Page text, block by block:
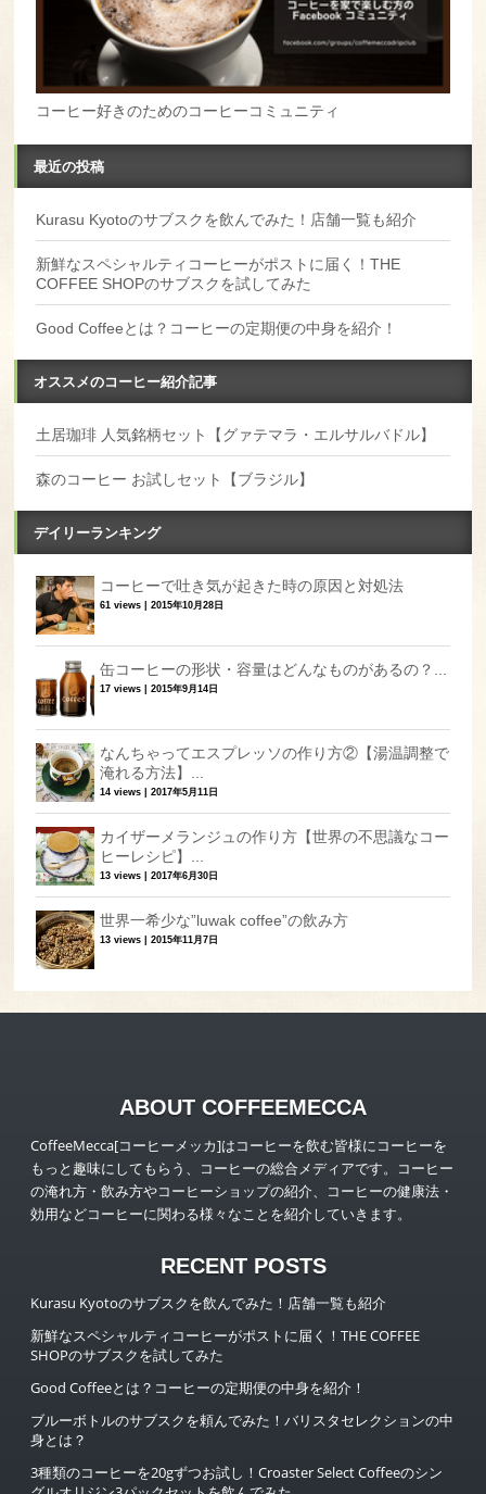
コーヒー好きのためのコーヒーコミュニティ
最近の投稿
Kurasu Kyotoのサブスクを飲んでみた！店舗一覧も紹介
新鮮なスペシャルティコーヒーがポストに届く！THE
COFFEE SHOPのサブスクを試してみた
Good Coffeeとは？コーヒーの定期便の中身を紹介！
オススメのコーヒー紹介記事
土居珈琲 人気銘柄セット【グァテマラ・エルサルバドル】
森のコーヒー お試しセット【ブラジル】
デイリーランキング
コーヒーで吐き気が起きた時の原因と対処法
61 views |2015年10月28日
缶コーヒーの形状・容量はどんなものがあるの？...
17 views |2015年9月14日
なんちゃってエスプレッソの作り方②【湯温調整で
淹れる方法】...
14 views |2017年5月11日
カイザーメランジュの作り方【世界の不思議なコー
ヒーレシピ】...
13 views |2017年6月30日
世界一希少な”luwak coffee”の飲み方
13 views |2015年11月7日
ABOUT COFFEEMECCA
CoffeeMecca[コーヒーメッカ]はコーヒーを飲む皆様にコーヒーを
もっと趣味にしてもらう、コーヒーの総合メディアです。コーヒー
の淹れ方・飲み方やコーヒーショップの紹介、コーヒーの健康法・
効用などコーヒーに関わる様々なことを紹介していきます。
RECENT POSTS
Kurasu Kyotoのサブスクを飲んでみた！店舗一覧も紹介
新鮮なスペシャルティコーヒーがポストに届く！THE COFFEE
SHOPのサブスクを試してみた
Good Coffeeとは？コーヒーの定期便の中身を紹介！
ブルーボトルのサブスクを頼んでみた！バリスタセレクションの中
身とは？
3種類のコーヒーを20gずつお試し！Croaster Select Coffeeのシン